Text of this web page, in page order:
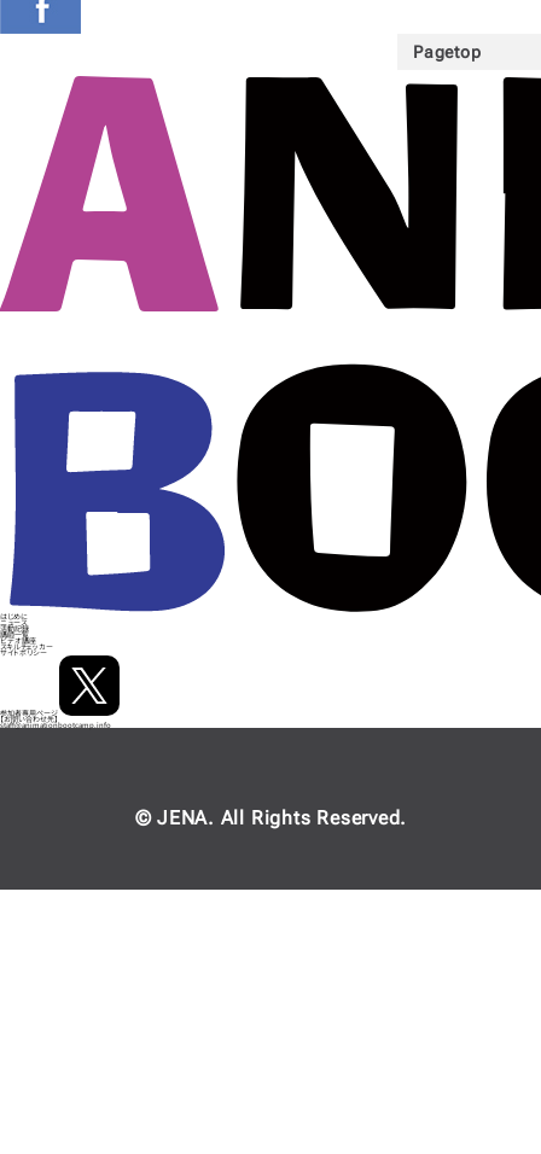
Pagetop
はじめに
ニュース
活動記録
講師一覧
ビデオ講座
スキルチェッカー
サイトポリシー
参加者専用ページ
お問い合わせ先
staff@animationbootcamp.info
© JENA. All Rights Reserved.